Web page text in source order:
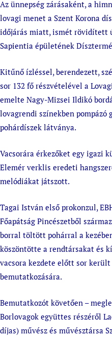
Az ünnepség zárásaként, a
lovagi menet a Szent Korona
időjárás miatt, ismét rövidített
Sapientia épületének
Kitűnő ízléssel, berendezett,
sor 132 fő részvételével a
emelte Nagy-Mizsei Ildikó
lovagrendi színekben pompázó
pohárdíszek látványa.
Vacsorára érkezőket egy igazi
Elemér verklis eredeti
melódiákat játszott.
Tagai István első prokonzul,
Főapátság Pincészetből
borral töltött pohárral a
köszöntötte a rendtársakat és
vacsora kezdete előtt sor
bemutatkozására.
Bemutatkozót követően –
Borlovagok együttes részéről
díjas) művész és művésztársa